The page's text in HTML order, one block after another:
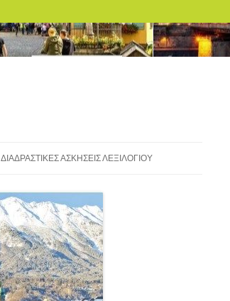
ΔΙΑΔΡΑΣΤΙΚΈΣ ΑΣΚΉΣΕΙΣ ΛΕΞΙΛΟΓΊΟΥ